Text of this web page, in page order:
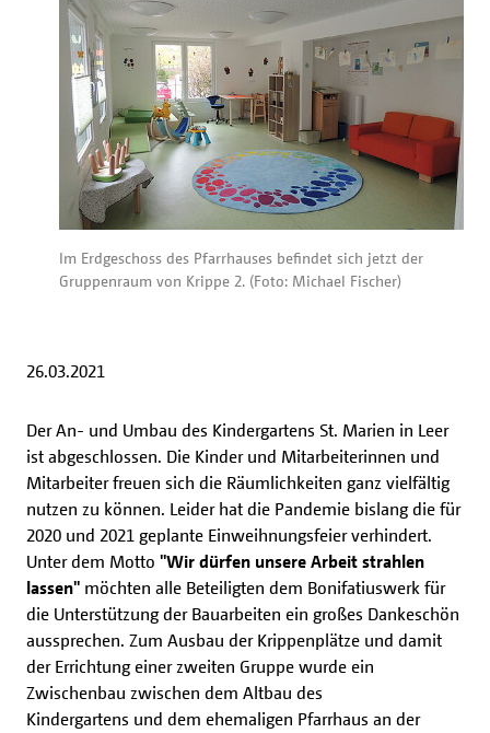
Im Erdgeschoss des Pfarrhauses befindet sich jetzt der
Gruppenraum von Krippe 2. (Foto: Michael Fischer)
26.03.2021
Der An- und Umbau des Kindergartens St. Marien in Leer
ist abgeschlossen. Die Kinder und Mitarbeiterinnen und
Mitarbeiter freuen sich die Räumlichkeiten ganz vielfältig
nutzen zu können. Leider hat die Pandemie bislang die für
2020 und 2021 geplante Einweihnungsfeier verhindert.
Unter dem Motto "Wir dürfen unsere Arbeit strahlen
lassen" möchten alle Beteiligten dem Bonifatiuswerk für
die Unterstützung der Bauarbeiten ein großes Dankeschön
aussprechen. Zum Ausbau der Krippenplätze und damit
der Errichtung einer zweiten Gruppe wurde ein
Zwischenbau zwischen dem Altbau des
Kindergartens und dem ehemaligen Pfarrhaus an der